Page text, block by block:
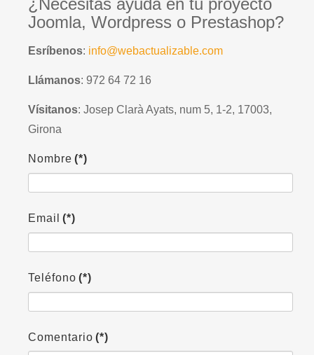
¿Necesitas ayuda en tu proyecto
Joomla, Wordpress o Prestashop?
Esríbenos: info@webactualizable.com
Llámanos: 972 64 72 16
Vísitanos: Josep Clarà Ayats, num 5, 1-2, 17003,
Girona
Nombre (*)
Email (*)
Teléfono (*)
Comentario (*)